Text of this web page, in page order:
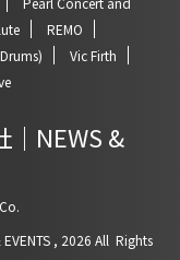
REMO
Vic Firth
NEWS &
, 2026 All Rights